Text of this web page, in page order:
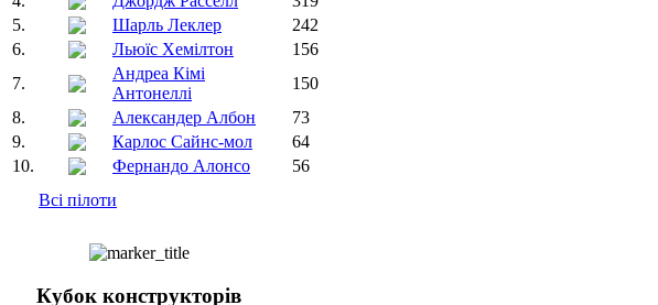
5.
Шарль Леклер
242
6.
Льюїс Хемілтон
156
7.
Андреа Кімі
Антонеллі
150
8.
Александер Албон
73
9.
Карлос Сайнс-мол
64
10.
Фернандо Алонсо
56
Всі пілоти
Кубок конструкторів